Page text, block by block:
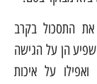
התסכול בקרב
הן על הגישה
על איכות